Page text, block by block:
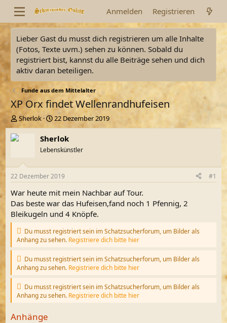
Anmelden Registrieren
Lieber Gast du musst dich registrieren um alle Inhalte
(Fotos, Texte uvm.) sehen zu können. Sobald du
registriert bist, kannst du alle Beiträge sehen und dich
aktiv daran beteiligen.
Funde aus dem Mittelalter
XP Orx findet Wellenrandhufeisen
E
r
s
l
e
r
Sherlok
E
r
s
e
l
t
a
22 Dezember 2019
Sherlok
Lebenskünstler
22 Dezember 2019 #1
War heute mit mein Nachbar auf Tour.
Das beste war das Hufeisen,fand noch 1 Pfennig, 2
Bleikugeln und 4 Knöpfe.
Du musst registriert sein im Schatzsucherforum, um Bilder als
Anhang zu sehen. Registriere dich bitte hier
Du musst registriert sein im Schatzsucherforum, um Bilder als
Anhang zu sehen. Registriere dich bitte hier
Du musst registriert sein im Schatzsucherforum, um Bilder als
Anhang zu sehen. Registriere dich bitte hier
Anhänge